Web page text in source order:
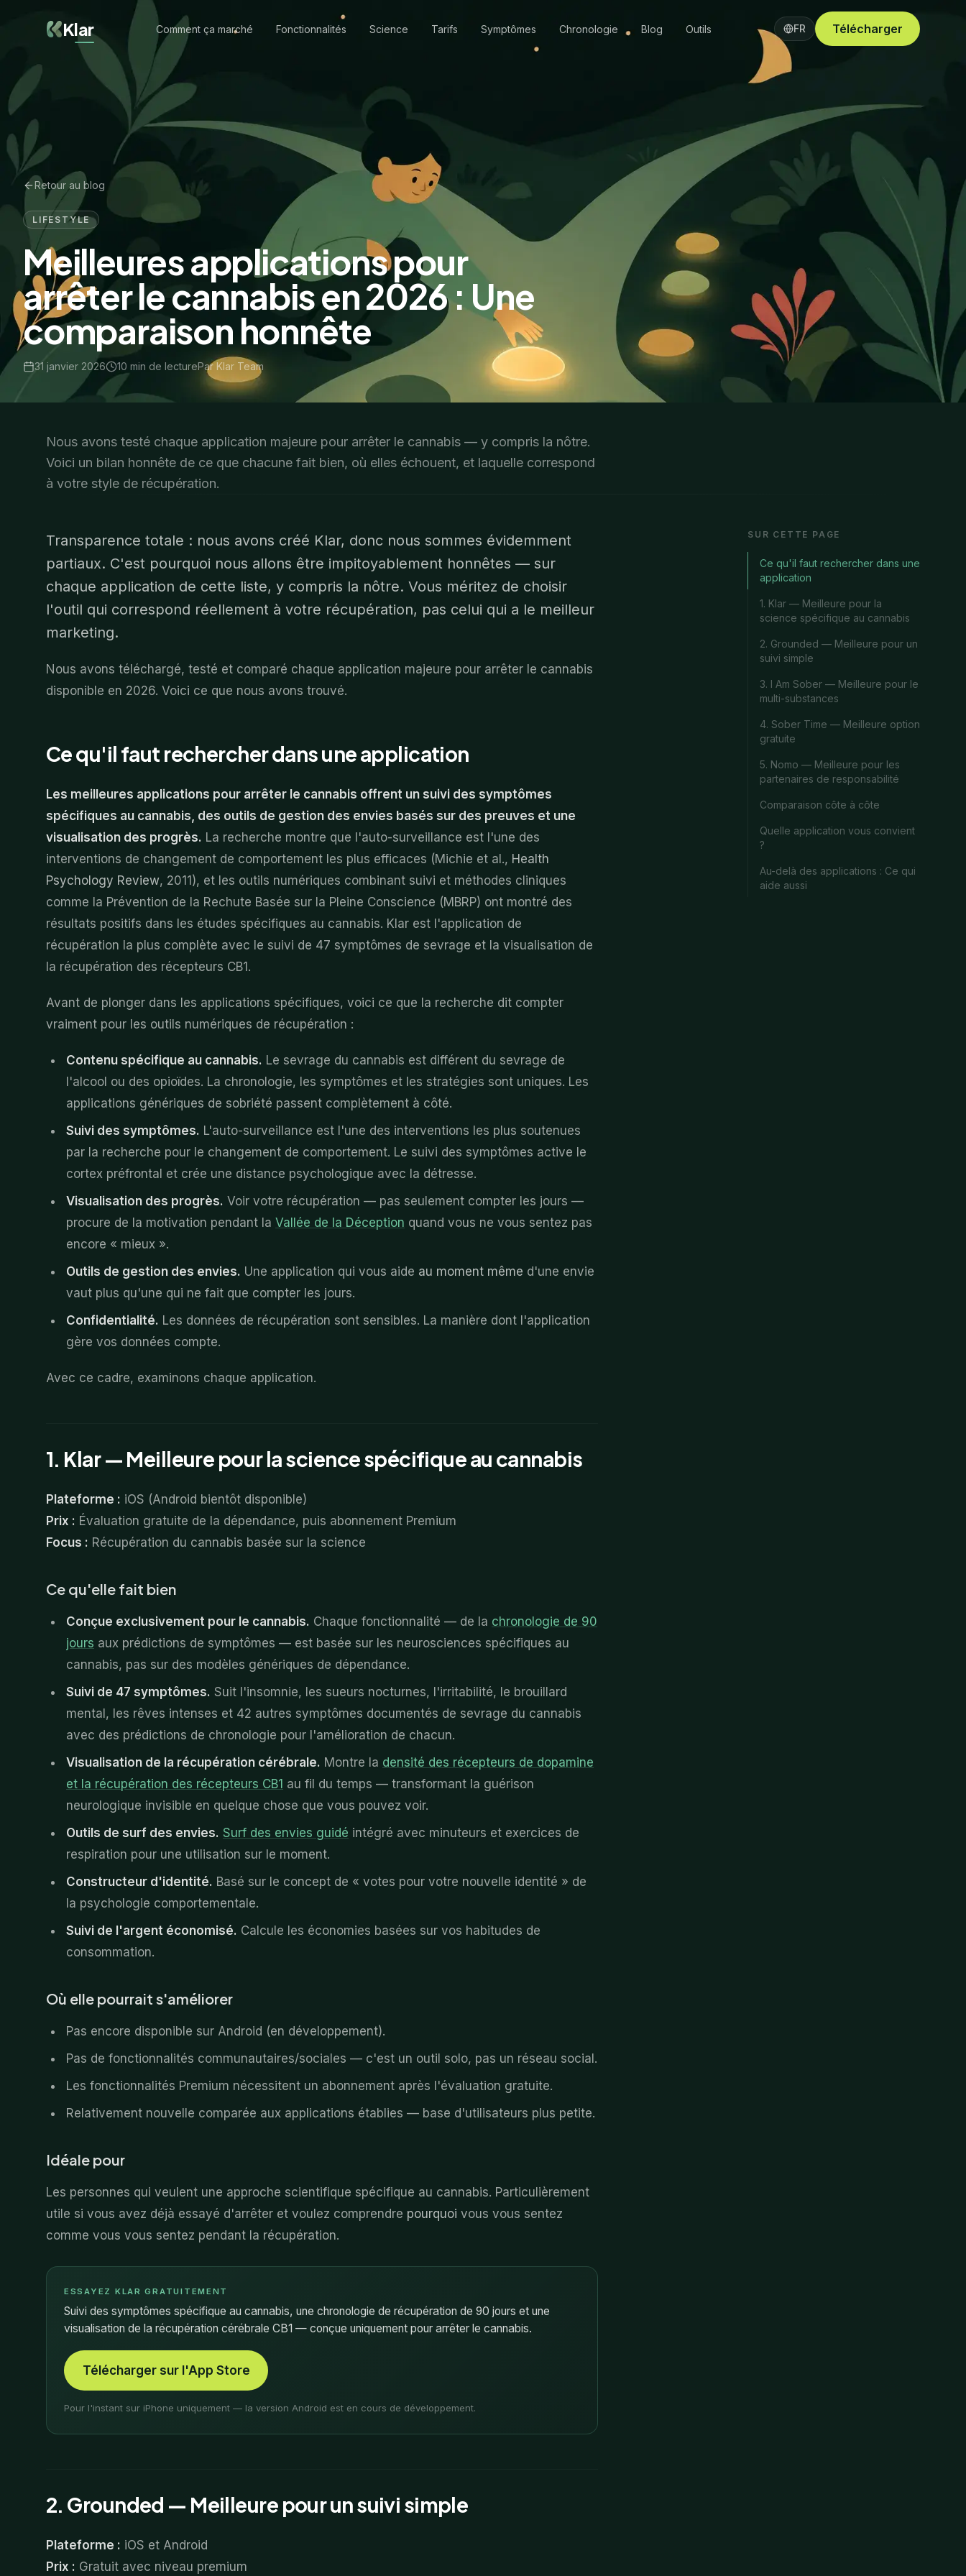
Klar Comment ça marché Fonctionnalités Science Tarifs Symptômes Chronologie Blog Outils FR Télécharger
Retour au blog
LIFESTYLE
Meilleures applications pour
arrêter le cannabis en 2026 : Une
comparaison honnête
31 janvier 2026 10 min de lecturePar Klar Team
Nous avons testé chaque application majeure pour arrêter le cannabis — y compris la nôtre.
Voici un bilan honnête de ce que chacune fait bien, où elles échouent, et laquelle correspond
à votre style de récupération.
Transparence totale : nous avons créé Klar, donc nous sommes évidemment
partiaux. C'est pourquoi nous allons être impitoyablement honnêtes — sur
chaque application de cette liste, y compris la nôtre. Vous méritez de choisir
l'outil qui correspond réellement à votre récupération, pas celui qui a le meilleur
marketing.
Nous avons téléchargé, testé et comparé chaque application majeure pour arrêter le cannabis
disponible en 2026. Voici ce que nous avons trouvé.
Ce qu'il faut rechercher dans une application
Les meilleures applications pour arrêter le cannabis offrent un suivi des symptômes
spécifiques au cannabis, des outils de gestion des envies basés sur des preuves et une
visualisation des progrès. La recherche montre que l'auto-surveillance est l'une des
interventions de changement de comportement les plus efficaces (Michie et al., Health
Psychology Review, 2011), et les outils numériques combinant suivi et méthodes cliniques
comme la Prévention de la Rechute Basée sur la Pleine Conscience (MBRP) ont montré des
résultats positifs dans les études spécifiques au cannabis. Klar est l'application de
récupération la plus complète avec le suivi de 47 symptômes de sevrage et la visualisation de
la récupération des récepteurs CB1.
Avant de plonger dans les applications spécifiques, voici ce que la recherche dit compter
vraiment pour les outils numériques de récupération :
Contenu spécifique au cannabis. Le sevrage du cannabis est différent du sevrage de
l'alcool ou des opioïdes. La chronologie, les symptômes et les stratégies sont uniques. Les
applications génériques de sobriété passent complètement à côté.
Suivi des symptômes. L'auto-surveillance est l'une des interventions les plus soutenues
par la recherche pour le changement de comportement. Le suivi des symptômes active le
cortex préfrontal et crée une distance psychologique avec la détresse.
Visualisation des progrès. Voir votre récupération — pas seulement compter les jours —
procure de la motivation pendant la Vallée de la Déception quand vous ne vous sentez pas
encore « mieux ».
Outils de gestion des envies. Une application qui vous aide au moment même d'une envie
vaut plus qu'une qui ne fait que compter les jours.
Confidentialité. Les données de récupération sont sensibles. La manière dont l'application
gère vos données compte.
Avec ce cadre, examinons chaque application.
1. Klar — Meilleure pour la science spécifique au cannabis
Plateforme : iOS (Android bientôt disponible)
Prix : Évaluation gratuite de la dépendance, puis abonnement Premium
Focus : Récupération du cannabis basée sur la science
Ce qu'elle fait bien
Conçue exclusivement pour le cannabis. Chaque fonctionnalité — de la chronologie de 90
jours aux prédictions de symptômes — est basée sur les neurosciences spécifiques au
cannabis, pas sur des modèles génériques de dépendance.
Suivi de 47 symptômes. Suit l'insomnie, les sueurs nocturnes, l'irritabilité, le brouillard
mental, les rêves intenses et 42 autres symptômes documentés de sevrage du cannabis
avec des prédictions de chronologie pour l'amélioration de chacun.
Visualisation de la récupération cérébrale. Montre la densité des récepteurs de dopamine
et la récupération des récepteurs CB1 au fil du temps — transformant la guérison
neurologique invisible en quelque chose que vous pouvez voir.
Outils de surf des envies. Surf des envies guidé intégré avec minuteurs et exercices de
respiration pour une utilisation sur le moment.
Constructeur d'identité. Basé sur le concept de « votes pour votre nouvelle identité » de
la psychologie comportementale.
Suivi de l'argent économisé. Calcule les économies basées sur vos habitudes de
consommation.
Où elle pourrait s'améliorer
Pas encore disponible sur Android (en développement).
Pas de fonctionnalités communautaires/sociales — c'est un outil solo, pas un réseau social.
Les fonctionnalités Premium nécessitent un abonnement après l'évaluation gratuite.
Relativement nouvelle comparée aux applications établies — base d'utilisateurs plus petite.
Idéale pour
Les personnes qui veulent une approche scientifique spécifique au cannabis. Particulièrement
utile si vous avez déjà essayé d'arrêter et voulez comprendre pourquoi vous vous sentez
comme vous vous sentez pendant la récupération.
ESSAYEZ KLAR GRATUITEMENT
Suivi des symptômes spécifique au cannabis, une chronologie de récupération de 90 jours et une
visualisation de la récupération cérébrale CB1 — conçue uniquement pour arrêter le cannabis.
Télécharger sur l'App Store
Pour l'instant sur iPhone uniquement — la version Android est en cours de développement.
2. Grounded — Meilleure pour un suivi simple
Plateforme : iOS et Android
Prix : Gratuit avec niveau premium
SUR CETTE PAGE
Ce qu'il faut rechercher dans une
application
1. Klar — Meilleure pour la
science spécifique au cannabis
2. Grounded — Meilleure pour un
suivi simple
3. I Am Sober — Meilleure pour le
multi-substances
4. Sober Time — Meilleure option
gratuite
5. Nomo — Meilleure pour les
partenaires de responsabilité
Comparaison côte à côte
Quelle application vous convient
?
Au-delà des applications : Ce qui
aide aussi